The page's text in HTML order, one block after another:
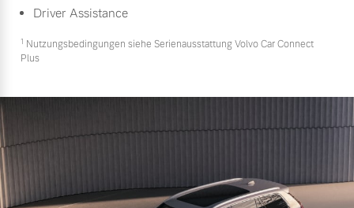
Driver Assistance
1 Nutzungsbedingungen siehe Serienausstattung Volvo Car Connect
Plus